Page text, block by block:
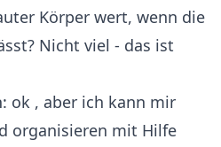
Körper wert, wenn die
Nicht viel - das ist
ok , aber ich kann mir
organisieren mit Hilfe